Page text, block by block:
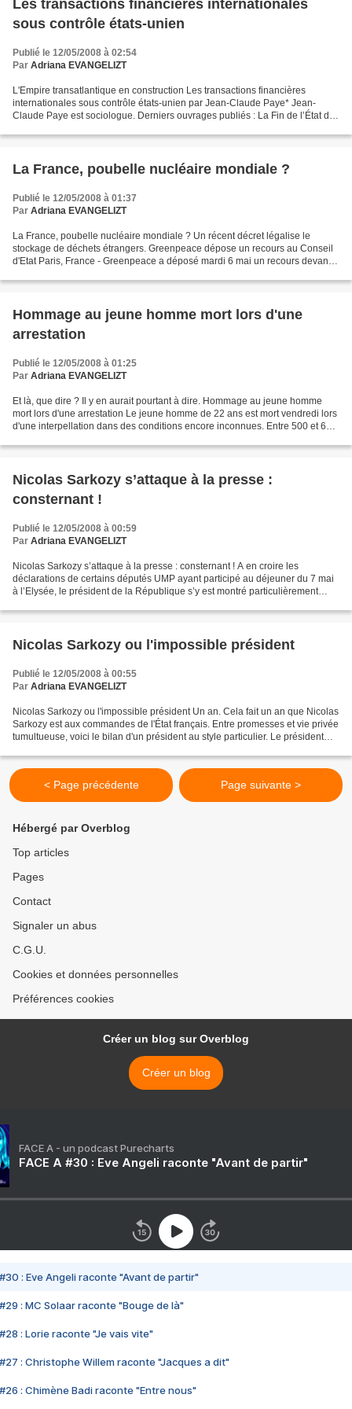
Les transactions financières internationales
sous contrôle états-unien
Publié le 12/05/2008 à 02:54
Par Adriana EVANGELIZT
L'Empire transatlantique en construction Les transactions financières
internationales sous contrôle états-unien par Jean-Claude Paye* Jean-
Claude Paye est sociologue. Derniers ouvrages publiés : La Fin de l’État de
La France, poubelle nucléaire mondiale ?
Publié le 12/05/2008 à 01:37
Par Adriana EVANGELIZT
La France, poubelle nucléaire mondiale ? Un récent décret légalise le
stockage de déchets étrangers. Greenpeace dépose un recours au Conseil
d'Etat Paris, France - Greenpeace a déposé mardi 6 mai un recours devant
Hommage au jeune homme mort lors d'une
arrestation
Publié le 12/05/2008 à 01:25
Par Adriana EVANGELIZT
Et là, que dire ? Il y en aurait pourtant à dire. Hommage au jeune homme
mort lors d'une arrestation Le jeune homme de 22 ans est mort vendredi lors
d'une interpellation dans des conditions encore inconnues. Entre 500 et 600
Nicolas Sarkozy s’attaque à la presse :
consternant !
Publié le 12/05/2008 à 00:59
Par Adriana EVANGELIZT
Nicolas Sarkozy s’attaque à la presse : consternant ! A en croire les
déclarations de certains députés UMP ayant participé au déjeuner du 7 mai
à l’Elysée, le président de la République s’y est montré particulièrement
Nicolas Sarkozy ou l'impossible président
Publié le 12/05/2008 à 00:55
Par Adriana EVANGELIZT
Nicolas Sarkozy ou l'impossible président Un an. Cela fait un an que Nicolas
Sarkozy est aux commandes de l'État français. Entre promesses et vie privée
tumultueuse, voici le bilan d'un président au style particulier. Le président
< Page précédente Page suivante >
Hébergé par Overblog
Top articles
Pages
Contact
Signaler un abus
C.G.U.
Cookies et données personnelles
Préférences cookies
Créer un blog sur Overblog
Créer un blog
FACE A - un podcast Purecharts
FACE A #30 : Eve Angeli raconte "Avant de partir"
#30 : Eve Angeli raconte "Avant de partir"
#29 : MC Solaar raconte "Bouge de là"
#28 : Lorie raconte "Je vais vite"
#27 : Christophe Willem raconte "Jacques a dit"
#26 : Chimène Badi raconte "Entre nous"